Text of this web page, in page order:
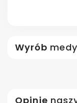
Wyrób
Opinie